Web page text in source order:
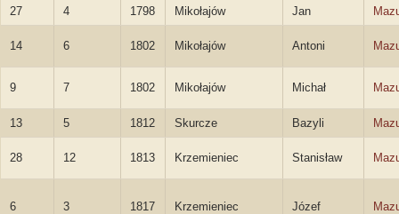
27 4 1798 Mikołajów Jan
14 6 1802 Mikołajów Antoni
9 7 1802 Mikołajów Michał
13 5 1812 Skurcze Bazyli
28 12 1813 Krzemieniec Stanisław
6 3 1817 Krzemieniec Józef